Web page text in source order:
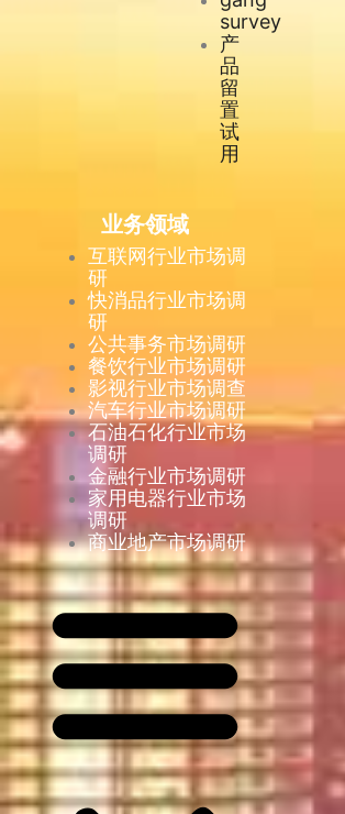
survey
产
品
留
置
试
用
业务领域
互联网行业市场调
研
快消品行业市场调
研
公共事务市场调研
餐饮行业市场调研
影视行业市场调查
汽车行业市场调研
石油石化行业市场
调研
金融行业市场调研
家用电器行业市场
调研
商业地产市场调研